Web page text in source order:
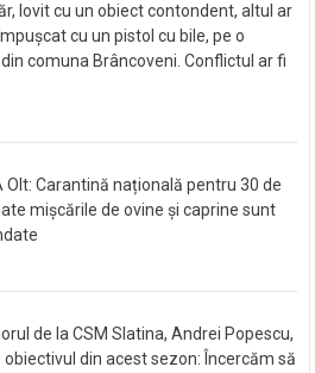
lovit cu un obiect contondent, altul ar
cu un pistol cu bile, pe o
comuna Brâncoveni. Conflictul ar fi
Olt: Carantină națională pentru 30 de
mișcările de ovine și caprine sunt
de la CSM Slatina, Andrei Popescu,
obiectivul din acest sezon: Încercăm să